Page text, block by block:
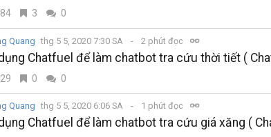
3 0
Quang thg 5 5, 2020 7:30 SA 2 phút đọc
Chatfuel để làm chatbot tra cứu thời tiết (
0 0
Quang thg 5 5, 2020 6:06 SA 1 phút đọc
Chatfuel để làm chatbot tra cứu giá xăng (